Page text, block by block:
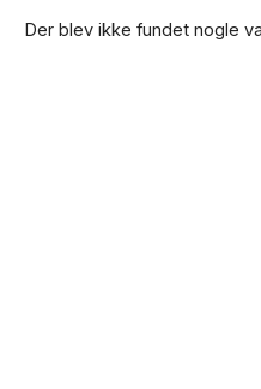
Der blev ikke fundet nogle